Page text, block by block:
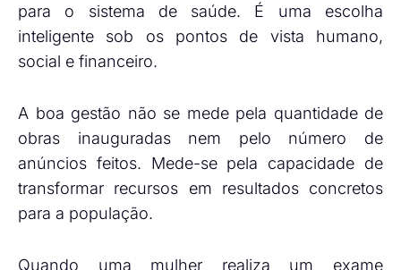
para o sistema de saúde. É uma escolha
inteligente sob os pontos de vista humano,
social e financeiro.
A boa gestão não se mede pela quantidade de
obras inauguradas nem pelo número de
anúncios feitos. Mede-se pela capacidade de
transformar recursos em resultados concretos
para a população.
Quando uma mulher realiza um exame